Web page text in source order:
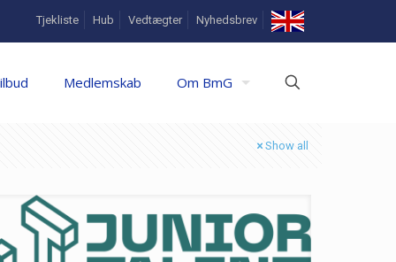
Tjekliste Hub Vedtægter Nyhedsbrev
In
Medlemskab Om BmG
Show all